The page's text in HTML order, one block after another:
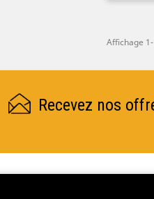
Affichage
Recevez nos